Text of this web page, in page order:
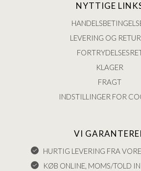
NYTTIGE
LEVERING OG
KLAGER
FRAGT
INDSTILLINGER FOR
VI
HURTIG LEVERING FRA
KØB ONLINE, MOMS/TOLD